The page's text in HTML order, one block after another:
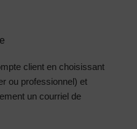
client en choisissant
ou professionnel) et
un courriel de